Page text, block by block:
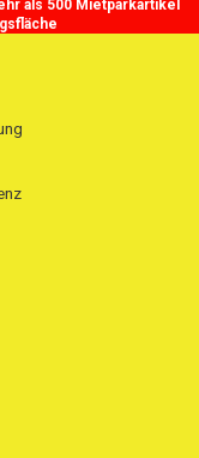
als 500 Mietparkartikel